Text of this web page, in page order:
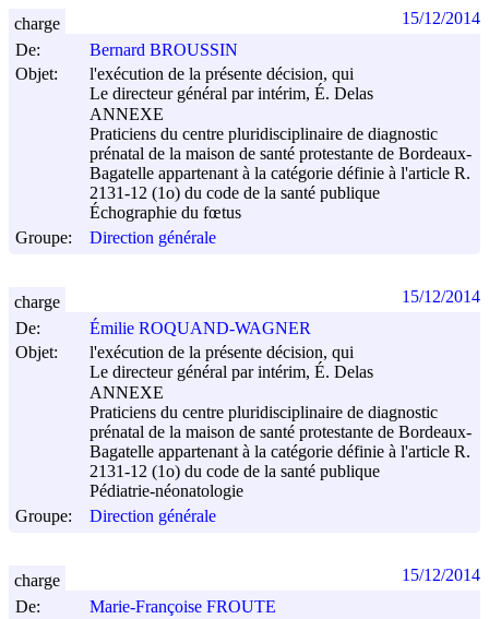
De:
Bernard BROUSSIN
Objet:
l'exécution de la présente décision, qui
Le directeur général par intérim, É. Delas
ANNEXE
Praticiens du centre pluridisciplinaire de diagnostic
prénatal de la maison de santé protestante de Bordeaux-
Bagatelle appartenant à la catégorie définie à l'article R.
2131-12 (1o) du code de la santé publique
Échographie du fœtus
Groupe:
Direction générale
charge 15/12/2014
De:
Émilie ROQUAND-WAGNER
Objet:
l'exécution de la présente décision, qui
Le directeur général par intérim, É. Delas
ANNEXE
Praticiens du centre pluridisciplinaire de diagnostic
prénatal de la maison de santé protestante de Bordeaux-
Bagatelle appartenant à la catégorie définie à l'article R.
2131-12 (1o) du code de la santé publique
Pédiatrie-néonatologie
Groupe:
Direction générale
charge 15/12/2014
De:
Marie-Françoise FROUTE
charge 15/12/2014